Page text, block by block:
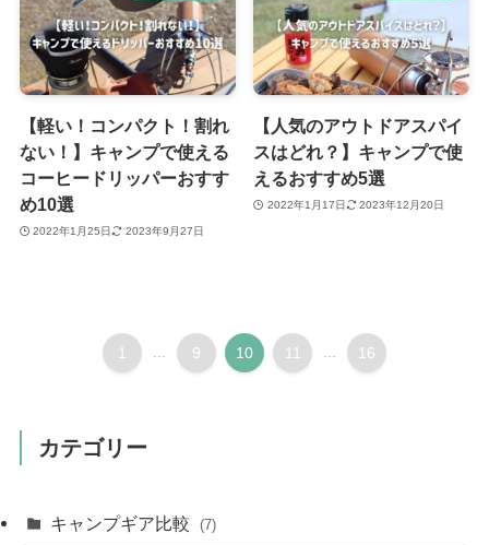
【軽い！コンパクト！割れ
ない！】キャンプで使える
コーヒードリッパーおすす
め10選
2022年1月25日 2023年9月27日
【人気のアウトドアスパイ
スはどれ？】キャンプで使
えるおすすめ5選
2022年1月17日 2023年12月20日
1 ... 9 10 11 ... 16
カテゴリー
キャンプギア比較 (7)